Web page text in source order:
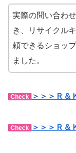
実際の問い合わ
き、リサイクル
頼できるショッ
ました。
Check ＞＞＞Ｒ＆
Check ＞＞＞Ｒ